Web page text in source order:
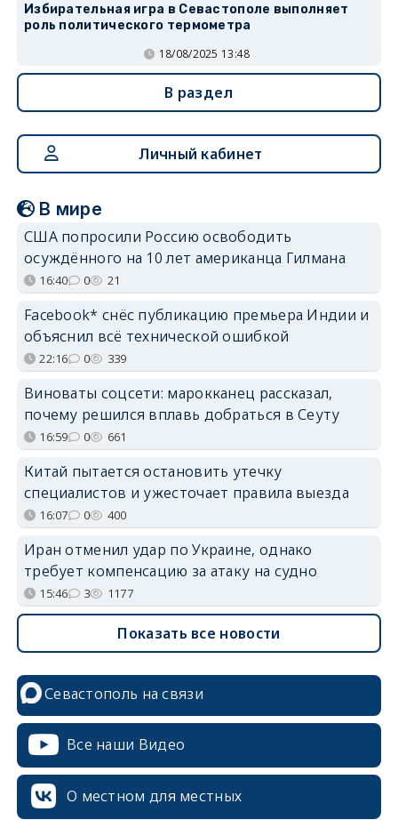
Избирательная игра в Севастополе выполняет
роль политического термометра
18/08/2025 13:48
В раздел
Личный кабинет
В мире
США попросили Россию освободить
осуждённого на 10 лет американца Гилмана
16:40 0 21
Facebook* снёс публикацию премьера Индии и
объяснил всё технической ошибкой
22:16 0 339
Виноваты соцсети: марокканец рассказал,
почему решился вплавь добраться в Сеуту
16:59 0 661
Китай пытается остановить утечку
специалистов и ужесточает правила выезда
16:07 0 400
Иран отменил удар по Украине, однако
требует компенсацию за атаку на судно
15:46 3 1177
Показать все новости
Севастополь на связи
Все наши Видео
О местном для местных